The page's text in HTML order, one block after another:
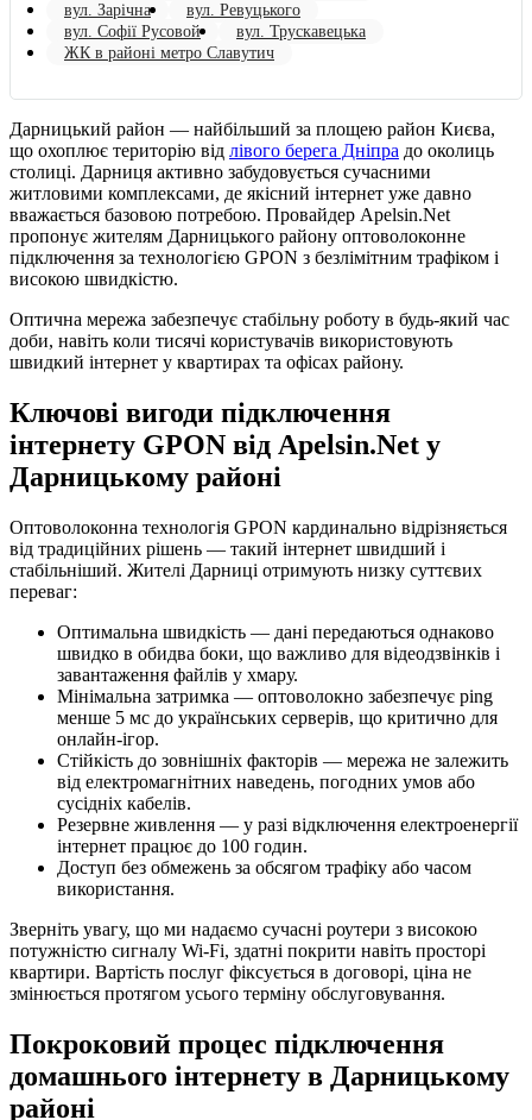
вул. Зарічна
вул. Ревуцького
вул. Софії Русовой
вул. Трускавецька
ЖК в районі метро Славутич
Дарницький район — найбільший за площею район Києва,
що охоплює територію від лівого берега Дніпра до околиць
столиці. Дарниця активно забудовується сучасними
житловими комплексами, де якісний інтернет уже давно
вважається базовою потребою. Провайдер Apelsin.Net
пропонує жителям Дарницького району оптоволоконне
підключення за технологією GPON з безлімітним трафіком і
високою швидкістю.
Оптична мережа забезпечує стабільну роботу в будь-який час
доби, навіть коли тисячі користувачів використовують
швидкий інтернет у квартирах та офісах району.
Ключові вигоди підключення
інтернету GPON від Apelsin.Net у
Дарницькому районі
Оптоволоконна технологія GPON кардинально відрізняється
від традиційних рішень — такий інтернет швидший і
стабільніший. Жителі Дарниці отримують низку суттєвих
переваг:
Оптимальна швидкість — дані передаються однаково
швидко в обидва боки, що важливо для відеодзвінків і
завантаження файлів у хмару.
Мінімальна затримка — оптоволокно забезпечує ping
менше 5 мс до українських серверів, що критично для
онлайн-ігор.
Стійкість до зовнішніх факторів — мережа не залежить
від електромагнітних наведень, погодних умов або
сусідніх кабелів.
Резервне живлення — у разі відключення електроенергії
інтернет працює до 100 годин.
Доступ без обмежень за обсягом трафіку або часом
використання.
Зверніть увагу, що ми надаємо сучасні роутери з високою
потужністю сигналу Wi-Fi, здатні покрити навіть просторі
квартири. Вартість послуг фіксується в договорі, ціна не
змінюється протягом усього терміну обслуговування.
Покроковий процес підключення
домашнього інтернету в Дарницькому
районі